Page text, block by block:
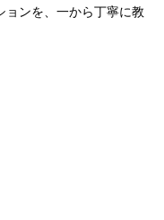
ョンを、一から丁寧に教